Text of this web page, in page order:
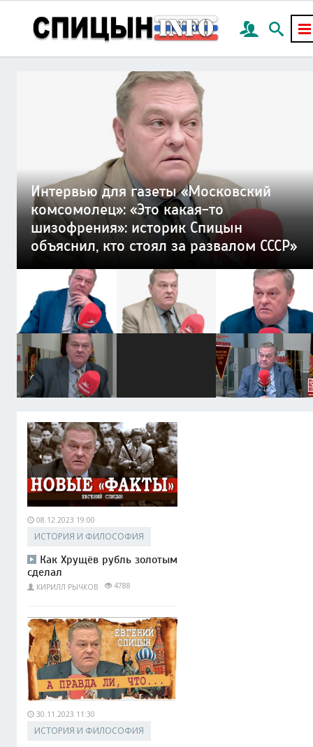
Интервью для газеты «Московский
комсомолец»: «Это какая-то
шизофрения»: историк Спицын
объяснил, кто стоял за развалом СССР»
08.12.2023 19:00
ИСТОРИЯ И ФИЛОСОФИЯ
Как Хрущёв рубль золотым
сделал
КИРИЛЛ РЫЧКОВ 4788
30.11.2023 11:30
ИСТОРИЯ И ФИЛОСОФИЯ